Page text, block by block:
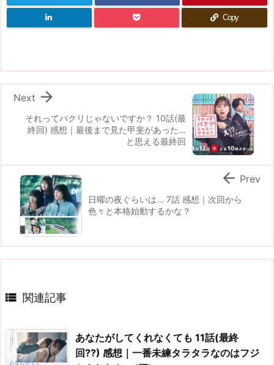
Copy
それってパクリじゃないですか？ 10話(最
終回) 感想｜最後まで見た甲斐があった…
と思える最終回

Next
日曜の夜ぐらいは… 7話 感想｜次回から
色々と本格始動するかな？
 Prev
 関連記事
あなたがしてくれなくても 11話(最終
回??) 感想｜一番未練タラタラなのはフジ